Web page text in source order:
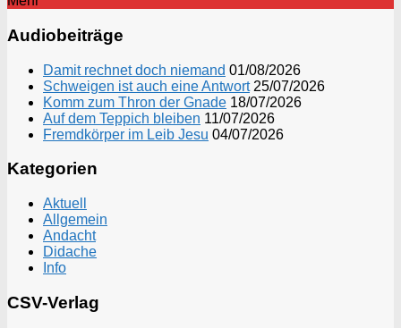
Audiobeiträge
Damit rechnet doch niemand 01/08/2026
Schweigen ist auch eine Antwort 25/07/2026
Komm zum Thron der Gnade 18/07/2026
Auf dem Teppich bleiben 11/07/2026
Fremdkörper im Leib Jesu 04/07/2026
Kategorien
Aktuell
Allgemein
Andacht
Didache
Info
CSV-Verlag